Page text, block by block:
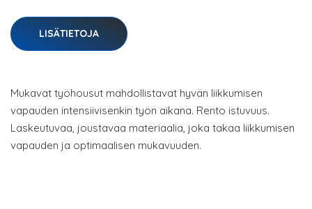
LISÄTIETOJA
Mukavat työhousut mahdollistavat hyvän liikkumisen
vapauden intensiivisenkin työn aikana. Rento istuvuus.
Laskeutuvaa, joustavaa materiaalia, joka takaa liikkumisen
vapauden ja optimaalisen mukavuuden.